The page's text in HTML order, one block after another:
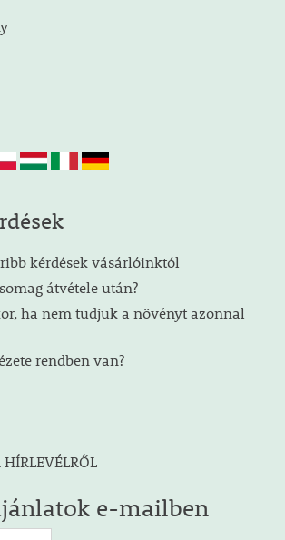
kérdések vásárlóinktól
átvétele után?
ha nem tudjuk a növényt azonnal
rendben van?
e-mailben